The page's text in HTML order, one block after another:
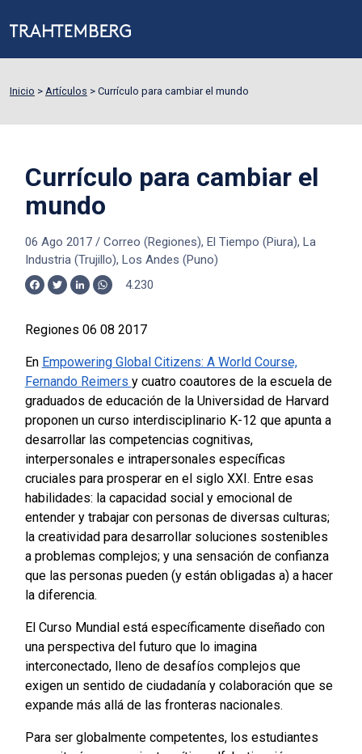
Inicio > Artículos > Currículo para cambiar el mundo
Currículo para cambiar el
mundo
06 Ago 2017/ Correo (Regiones), El Tiempo (Piura), La
Industria (Trujillo), Los Andes (Puno)
Facebook
TwitterLinkedInWhatsApp
4.230
Regiones 06 08 2017
En Empowering Global Citizens: A World Course,
Fernando Reimers y cuatro coautores de la escuela de
graduados de educación de la Universidad de Harvard
proponen un curso interdisciplinario K-12 que apunta a
desarrollar las competencias cognitivas,
interpersonales e intrapersonales específicas
cruciales para prosperar en el siglo XXI. Entre esas
habilidades: la capacidad social y emocional de
entender y trabajar con personas de diversas culturas;
la creatividad para desarrollar soluciones sostenibles
a problemas complejos; y una sensación de confianza
que las personas pueden (y están obligadas a) a hacer
la diferencia.
El Curso Mundial está específicamente diseñado con
una perspectiva del futuro que lo imagina
interconectado, lleno de desafíos complejos que
exigen un sentido de ciudadanía y colaboración que se
expande más allá de las fronteras nacionales.
Para ser globalmente competentes, los estudiantes